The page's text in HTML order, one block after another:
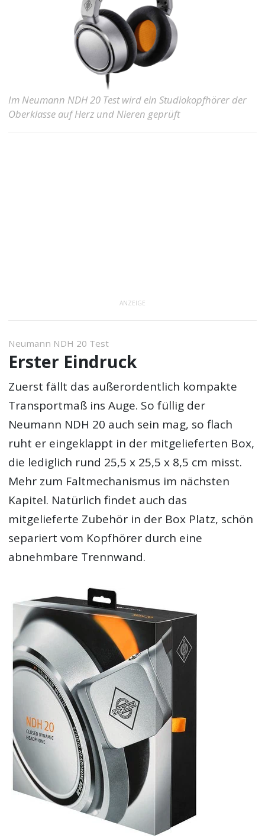
Im Neumann NDH 20 Test wird ein Studiokopfhörer der
Oberklasse auf Herz und Nieren geprüft
ANZEIGE
Neumann NDH 20 Test
Erster Eindruck
Zuerst fällt das außerordentlich kompakte
Transportmaß ins Auge. So füllig der
Neumann NDH 20 auch sein mag, so flach
ruht er eingeklappt in der mitgelieferten Box,
die lediglich rund 25,5 x 25,5 x 8,5 cm misst.
Mehr zum Faltmechanismus im nächsten
Kapitel. Natürlich findet auch das
mitgelieferte Zubehör in der Box Platz, schön
separiert vom Kopfhörer durch eine
abnehmbare Trennwand.